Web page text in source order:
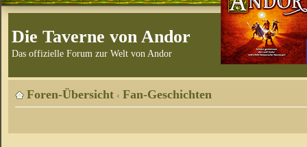
Die Taverne von Andor
Das offizielle Forum zur Welt von Andor
Foren-Übersicht ‹ Fan-Geschichten